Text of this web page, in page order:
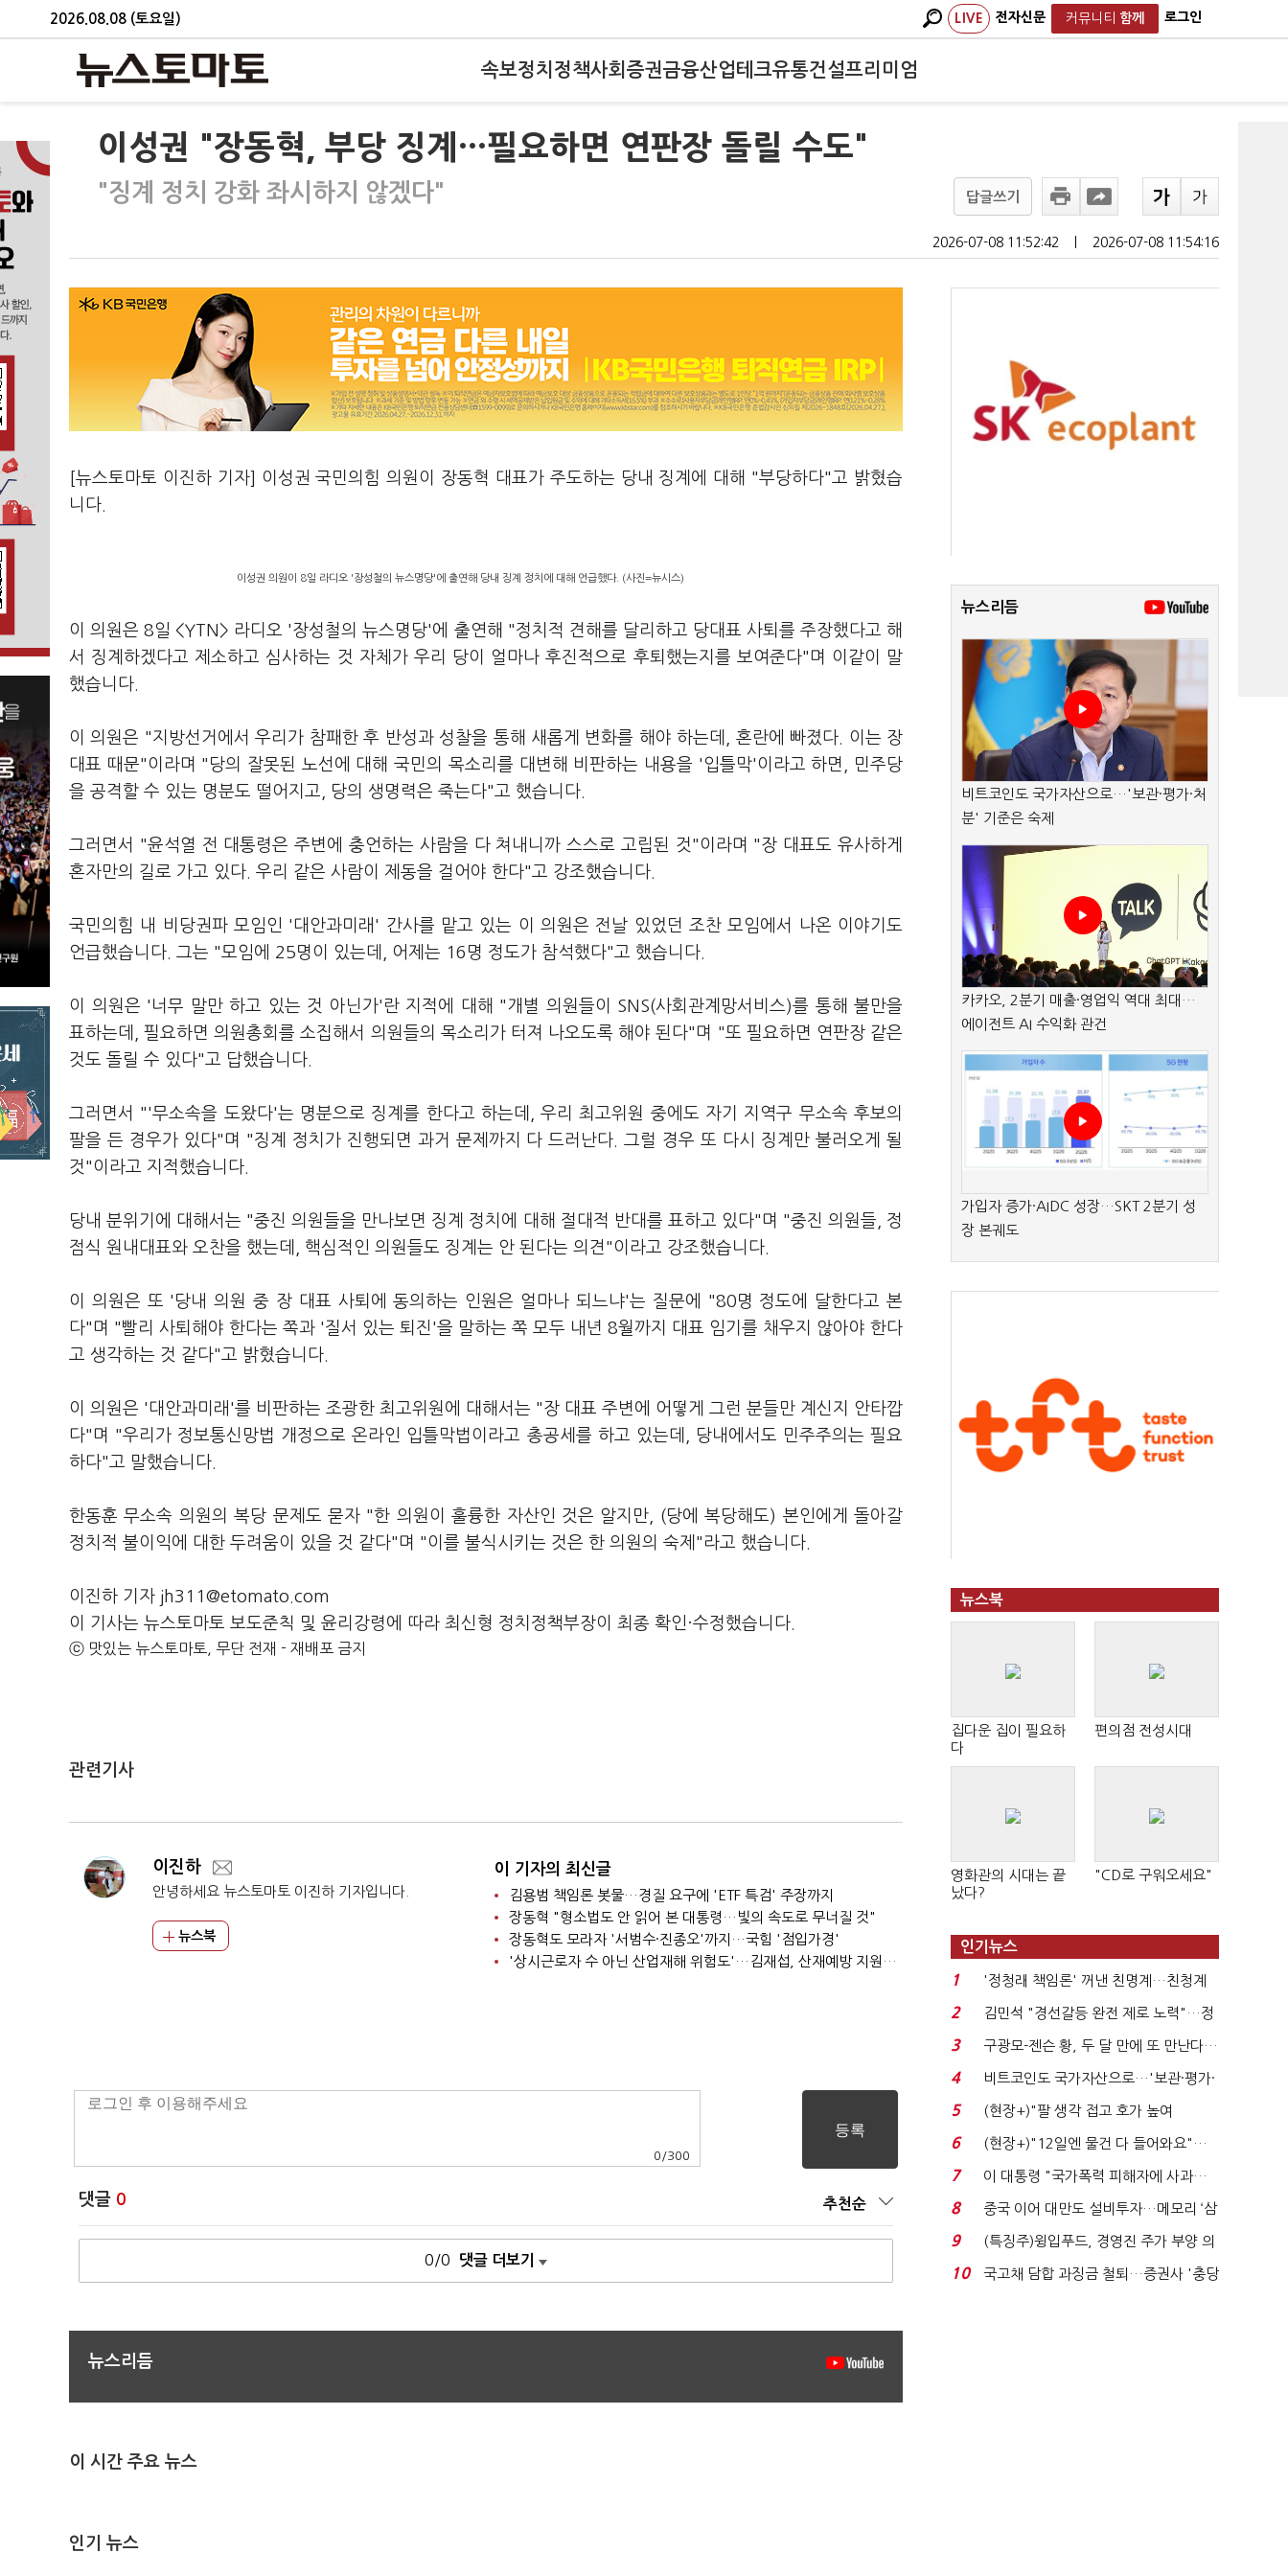
2026.08.08 (토요일) LIVE 전자신문 커뮤니티 함께 로그인
속보정치 정책사회 증권금융산업테크유통건설프리미엄
이성권 "장동혁, 부당 징계…필요하면 연판장 돌릴 수도"
"징계 정치 강화 좌시하지 않겠다" 답글쓰기
2026-07-08 11:52:42 2026-07-08 11:54:16
[뉴스토마토 이진하 기자] 이성권 국민의힘 의원이 장동혁 대표가 주도하는 당내 징계에 대해 "부당하다"고 밝혔습
니다.
이성권 의원이 8일 라디오 '장성철의 뉴스명당'에 출연해 당내 징계 정치에 대해 언급했다. (사진=뉴시스)
이 의원은 8일 <YTN> 라디오 '장성철의 뉴스명당'에 출연해 "정치적 견해를 달리하고 당대표 사퇴를 주장했다고 해
서 징계하겠다고 제소하고 심사하는 것 자체가 우리 당이 얼마나 후진적으로 후퇴했는지를 보여준다"며 이같이 말
했습니다.
이 의원은 "지방선거에서 우리가 참패한 후 반성과 성찰을 통해 새롭게 변화를 해야 하는데, 혼란에 빠졌다. 이는 장
대표 때문"이라며 "당의 잘못된 노선에 대해 국민의 목소리를 대변해 비판하는 내용을 '입틀막'이라고 하면, 민주당
을 공격할 수 있는 명분도 떨어지고, 당의 생명력은 죽는다"고 했습니다.
그러면서 "윤석열 전 대통령은 주변에 충언하는 사람을 다 쳐내니까 스스로 고립된 것"이라며 "장 대표도 유사하게
혼자만의 길로 가고 있다. 우리 같은 사람이 제동을 걸어야 한다"고 강조했습니다.
국민의힘 내 비당권파 모임인 '대안과미래' 간사를 맡고 있는 이 의원은 전날 있었던 조찬 모임에서 나온 이야기도
언급했습니다. 그는 "모임에 25명이 있는데, 어제는 16명 정도가 참석했다"고 했습니다.
이 의원은 '너무 말만 하고 있는 것 아닌가'란 지적에 대해 "개별 의원들이 SNS(사회관계망서비스)를 통해 불만을
표하는데, 필요하면 의원총회를 소집해서 의원들의 목소리가 터져 나오도록 해야 된다"며 "또 필요하면 연판장 같은
것도 돌릴 수 있다"고 답했습니다.
그러면서 "'무소속을 도왔다'는 명분으로 징계를 한다고 하는데, 우리 최고위원 중에도 자기 지역구 무소속 후보의
팔을 든 경우가 있다"며 "징계 정치가 진행되면 과거 문제까지 다 드러난다. 그럴 경우 또 다시 징계만 불러오게 될
것"이라고 지적했습니다.
당내 분위기에 대해서는 "중진 의원들을 만나보면 징계 정치에 대해 절대적 반대를 표하고 있다"며 "중진 의원들, 정
점식 원내대표와 오찬을 했는데, 핵심적인 의원들도 징계는 안 된다는 의견"이라고 강조했습니다.
이 의원은 또 '당내 의원 중 장 대표 사퇴에 동의하는 인원은 얼마나 되느냐'는 질문에 "80명 정도에 달한다고 본
다"며 "빨리 사퇴해야 한다는 쪽과 '질서 있는 퇴진'을 말하는 쪽 모두 내년 8월까지 대표 임기를 채우지 않아야 한다
고 생각하는 것 같다"고 밝혔습니다.
이 의원은 '대안과미래'를 비판하는 조광한 최고위원에 대해서는 "장 대표 주변에 어떻게 그런 분들만 계신지 안타깝
다"며 "우리가 정보통신망법 개정으로 온라인 입틀막법이라고 총공세를 하고 있는데, 당내에서도 민주주의는 필요
하다"고 말했습니다.
한동훈 무소속 의원의 복당 문제도 묻자 "한 의원이 훌륭한 자산인 것은 알지만, (당에 복당해도) 본인에게 돌아갈
정치적 불이익에 대한 두려움이 있을 것 같다"며 "이를 불식시키는 것은 한 의원의 숙제"라고 했습니다.
이진하 기자 jh311@etomato.com
이 기사는 뉴스토마토 보도준칙 및 윤리강령에 따라 최신형 정치정책부장이 최종 확인·수정했습니다.
ⓒ 맛있는 뉴스토마토, 무단 전재 - 재배포 금지
관련기사
이진하
안녕하세요 뉴스토마토 이진하 기자입니다.
뉴스북
이 기자의 최신글
김용범 책임론 봇물…경질 요구에 'ETF 특검' 주장까지
장동혁 "형소법도 안 읽어 본 대통령…빛의 속도로 무너질 것"
장동혁도 모라자 '서범수·진종오'까지…국힘 '점입가경'
'상시근로자 수 아닌 산업재해 위험도'…김재섭, 산재예방 지원기준 손질
0 /300
댓글 0 추천순
0/0 댓글 더보기
뉴스리듬
이 시간 주요 뉴스
인기 뉴스
뉴스리듬
비트코인도 국가자산으로…'보관·평가·처
분' 기준은 숙제
카카오, 2분기 매출·영업익 역대 최대…
에이전트 AI 수익화 관건
가입자 증가·AIDC 성장…SKT 2분기 성
장 본궤도
뉴스북
집다운 집이 필요하
다
편의점 전성시대
영화관의 시대는 끝
났다?
"CD로 구워오세요"
인기뉴스
1
'정청래 책임론' 꺼낸 친명계…친청계
는 추가투표 때리기...
2
김민석 "경선갈등 완전 제로 노력"…정
청래 "반명 공세 사...
3
구광모-젠슨 황, 두 달 만에 또 만난다…
로봇·AI 등 논...
4
비트코인도 국가자산으로…'보관·평가·
처분' 기준은 ...
5
(현장+)"팔 생각 접고 호가 높여
요"…'덜 똘똘한 한 채' 20...
6
(현장+)"12일엔 물건 다 들어와요"…
빈 매대 채우며 문 연 ...
7
이 대통령 "국가폭력 피해자에 사과…
적극적 조사로 진...
8
중국 이어 대만도 설비투자…메모리 ‘삼
국전쟁’
9
(특징주)윙입푸드, 경영진 주가 부양 의
지에 상한가...
10
국고채 담합 과징금 철퇴…증권사 '충당